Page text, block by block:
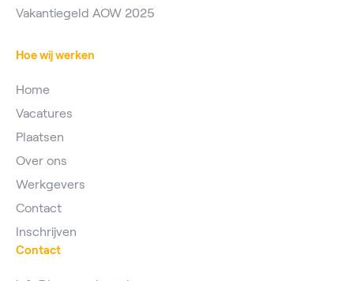
Vakantiegeld AOW 2025
Hoe wij werken
Home
Vacatures
Plaatsen
Over ons
Werkgevers
Contact
Inschrijven
Contact